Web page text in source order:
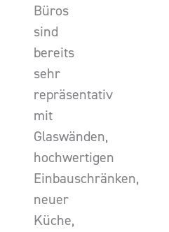
Büros
sind
bereits
sehr
repräsentativ
mit
Glaswänden,
hochwertigen
Einbauschränken,
neuer
Küche,